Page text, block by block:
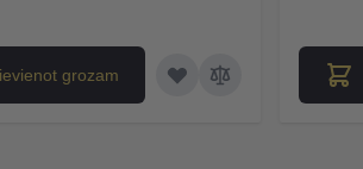
grozam